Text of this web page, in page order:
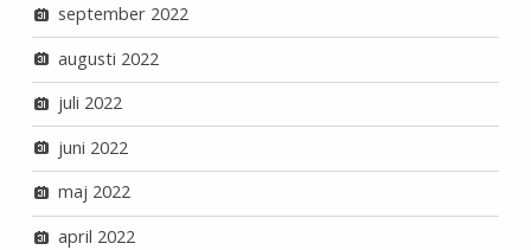
september 2022
augusti 2022
juli 2022
juni 2022
maj 2022
april 2022